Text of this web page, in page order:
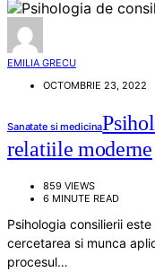
EMILIA GRECU
OCTOMBRIE 23, 2022
Sanatate si medicina
relatiile moderne
859 VIEWS
6 MINUTE READ
Psihologia consilierii
cercetarea si munca
procesul…